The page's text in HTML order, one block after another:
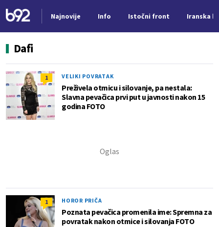
Najnovije Info Istočni front Iranska
Dafi
1 VELIKI POVRATAK
Preživela otmicu i silovanje, pa nestala:
Slavna pevačica prvi put u javnosti nakon 15
godina FOTO
1 HOROR PRIČA
Poznata pevačica promenila ime: Spremna za
povratak nakon otmice i silovanja FOTO